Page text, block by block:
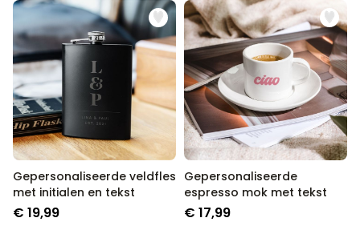
Gepersonaliseerde veldfles
met initialen en tekst
€ 19,99
Gepersonaliseerde
espresso mok met tekst
€ 17,99